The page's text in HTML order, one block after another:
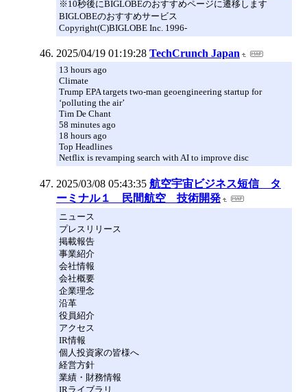
※10秒後にBIGLOBEのおすすめページに遷移します
BIGLOBEのおすすめサービス
Copyright(C)BIGLOBE Inc. 1996-
2025/04/19 01:19:28 TechCrunch Japan
13 hours ago
Climate
Trump EPA targets two-man geoengineering startup for
‘polluting the air’
Tim De Chant
58 minutes ago
18 hours ago
Top Headlines
Netflix is revamping search with AI to improve disc
2025/03/08 05:43:35 航空宇宙ビジネス短信 タ
ーミナル１ 民間航空 技術開発
ニュース
プレスリリース
掲載報告
事業紹介
会社情報
会社概要
企業理念
沿革
役員紹介
アクセス
IR情報
個人投資家の皆様へ
経営方針
業績・財務情報
IRライブラリ